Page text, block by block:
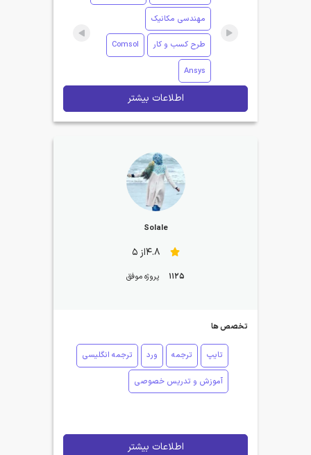
مهندسی مکانیک
طرح کسب و کار Comsol
Ansys
اطلاعات بیشتر
Solale
4.8از 5
1125 پروژه موفق
تخصص ها
تایپ ترجمه ورد ترجمه انگلیسی
آموزش و تدریس خصوصی
اطلاعات بیشتر